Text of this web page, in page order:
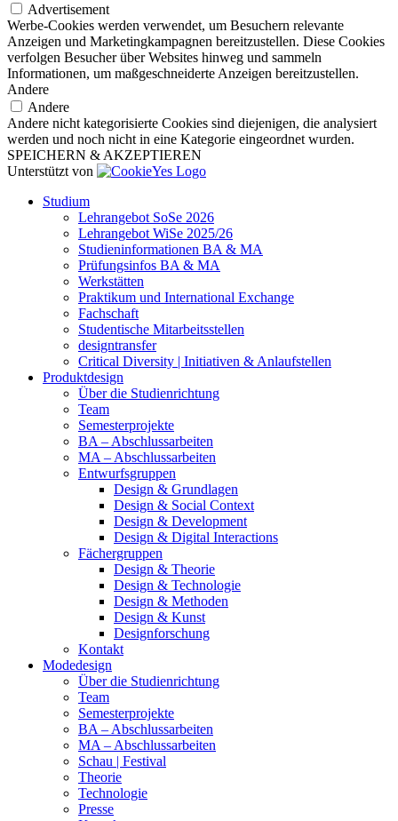
Advertisement
Werbe-Cookies werden verwendet, um Besuchern relevante
Anzeigen und Marketingkampagnen bereitzustellen. Diese Cookies
verfolgen Besucher über Websites hinweg und sammeln
Informationen, um maßgeschneiderte Anzeigen bereitzustellen.
Andere
Andere
Andere nicht kategorisierte Cookies sind diejenigen, die analysiert
werden und noch nicht in eine Kategorie eingeordnet wurden.
SPEICHERN & AKZEPTIEREN
Unterstützt von
Studium
Lehrangebot SoSe 2026
Lehrangebot WiSe 2025/26
Studieninformationen ­BA & MA
Prüfungsinfos BA & MA
Werkstätten
Praktikum und International Exchange
Fachschaft
Studentische Mitarbeitsstellen
designtransfer
Critical Diversity | Initiativen & Anlaufstellen
Produktdesign
Über die Studienrichtung
Team
Semesterprojekte
BA – Abschlussarbeiten
MA – Abschlussarbeiten
Entwurfsgruppen
Design & Grundlagen
Design & Social Context
Design & Development
Design & Digital Interactions
Fächergruppen
Design & Theorie
Design & Technologie
Design & Methoden
Design & Kunst
Designforschung
Kontakt
Modedesign
Über die Studienrichtung
Team
Semesterprojekte
BA – Abschlussarbeiten
MA – Abschlussarbeiten
Schau | Festival
Theorie
Technologie
Presse